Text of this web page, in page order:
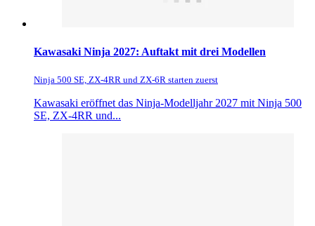
Kawasaki Ninja 2027: Auftakt mit drei Modellen
Ninja 500 SE, ZX-4RR und ZX-6R starten zuerst
Kawasaki eröffnet das Ninja-Modelljahr 2027 mit Ninja 500
SE, ZX-4RR und...